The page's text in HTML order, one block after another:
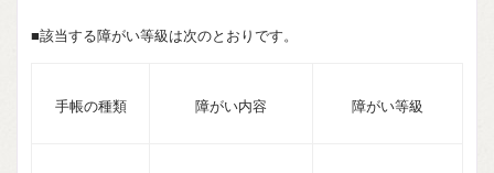
■該当する障がい等級は次のとおりです。
手帳の種類 障がい内容 障がい等級